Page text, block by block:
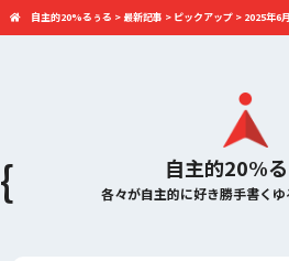
自主的20%
各々が自主的に好き勝手書く
自主的20%るぅる > 最新記事 > ピックアップ > 2025年6